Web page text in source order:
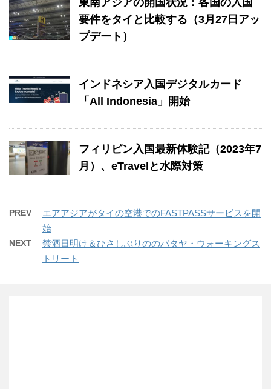
要件をタイと比較する（3月27日アッ
プデート）
インドネシア入国デジタルカード
「All Indonesia」開始
フィリピン入国最新体験記（2023年7
月）、eTravelと水際対策
PREV
エアアジアがタイの空港でのFASTPASSサービスを開
始
NEXT
禁酒日明け＆ひさしぶりののパタヤ・ウォーキングス
トリート